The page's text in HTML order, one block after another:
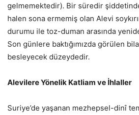
gelmemektedir). Bir süredir
halen sona ermemiş olan Alevi
durumu ile toz-duman arasında
Son günlere baktığımızda görülen
besleyecek düzeydedir.
Alevilere Yönelik Katliam ve İhlaller
Suriye’de yaşanan mezhepsel-dinî